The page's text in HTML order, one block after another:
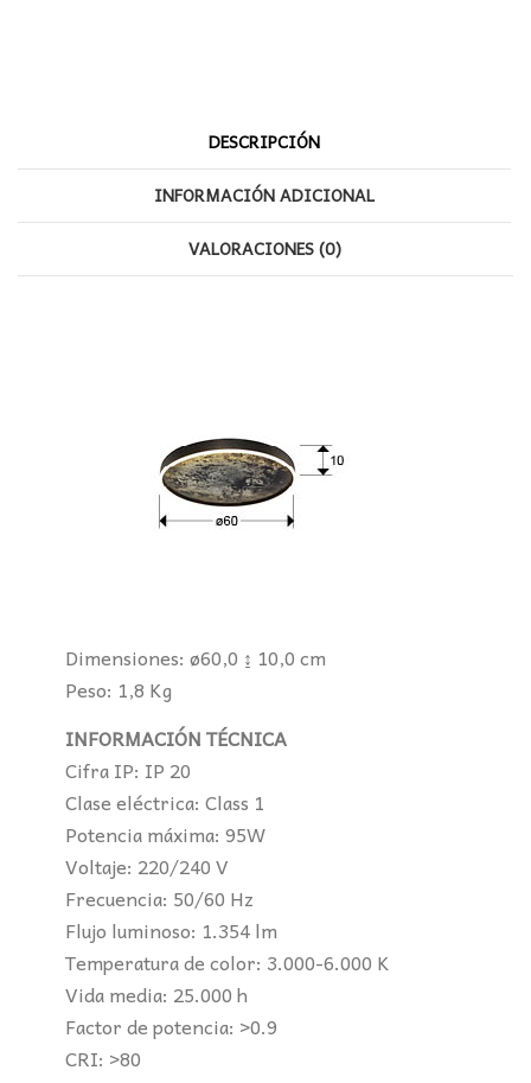
DESCRIPCIÓN
INFORMACIÓN ADICIONAL
VALORACIONES (0)
Dimensiones: ø60,0 ↨ 10,0 cm
Peso: 1,8 Kg
INFORMACIÓN TÉCNICA
Cifra IP: IP 20
Clase eléctrica: Class 1
Potencia máxima: 95W
Voltaje: 220/240 V
Frecuencia: 50/60 Hz
Flujo luminoso: 1.354 lm
Temperatura de color: 3.000-6.000 K
Vida media: 25.000 h
Factor de potencia: >0.9
CRI: >80